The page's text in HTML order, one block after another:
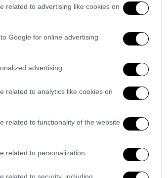
related to advertising like cookies on
Google for online advertising
advertising.
related to analytics like cookies on
related to functionality of the website
related to personalization.
related to security, including
Η εγκληματική
σε περιοχές
του Οργανωμένου